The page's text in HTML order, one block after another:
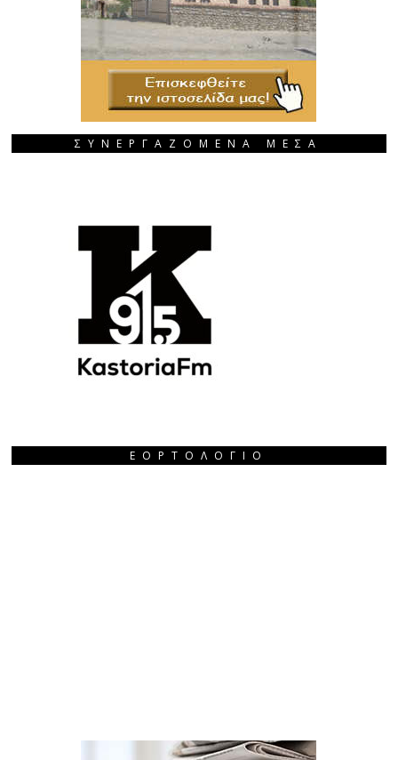
ΣΥΝΕΡΓΑΖΟΜΕΝΑ ΜΕΣΑ
ΕΟΡΤΟΛΌΓΙΟ